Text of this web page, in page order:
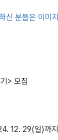
신 분들은 이미
기 > 모집
12. 29(일)까지